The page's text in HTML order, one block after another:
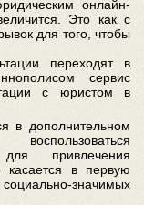
онлайн-
Это как с
для того, чтобы
переходят в
сервис
с юристом в
в дополнительном
привлечения
касается в первую
значимых